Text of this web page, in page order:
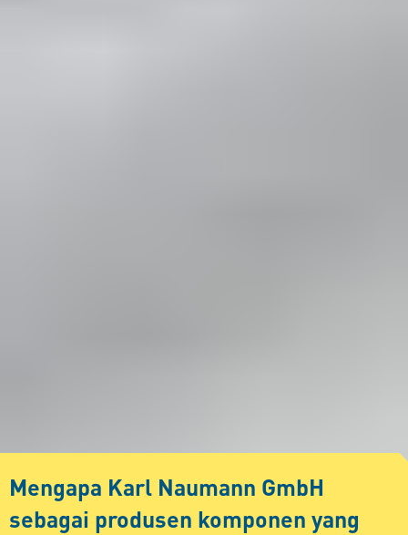
Mengapa Karl Naumann GmbH
sebagai produsen komponen yang